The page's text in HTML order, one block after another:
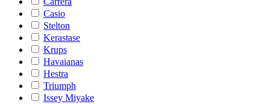
Casio
Stelton
Kerastase
Krups
Havaianas
Hestra
Triumph
Issey Miyake